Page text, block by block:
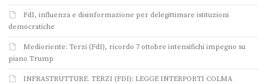
FdI, influenza e disinformazione per delegittimare istituzioni
democratiche
Medioriente: Terzi (FdI), ricordo 7 ottobre intensifichi impegno su
piano Trump
INFRASTRUTTURE. TERZI (FDI): LEGGE INTERPORTI COLMA